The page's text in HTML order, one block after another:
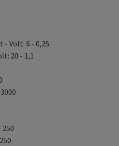
- Volt: 6 - 0,25
20 - 1,1